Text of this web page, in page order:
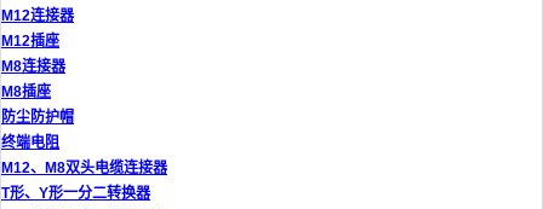
M12连接器
M12插座
M8连接器
M8插座
防尘防护帽
终端电阻
M12、M8双头电缆连接器
T形、Y形一分二转换器